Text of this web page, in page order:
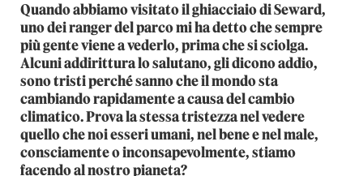
Quando abbiamo visitato il ghiacciaio di Seward,
uno dei ranger del parco mi ha detto che sempre
più gente viene a vederlo, prima che si sciolga.
Alcuni addirittura lo salutano, gli dicono addio,
sono tristi perché sanno che il mondo sta
cambiando rapidamente a causa del cambio
climatico. Prova la stessa tristezza nel vedere
quello che noi esseri umani, nel bene e nel male,
consciamente o inconsapevolmente, stiamo
facendo al nostro pianeta?